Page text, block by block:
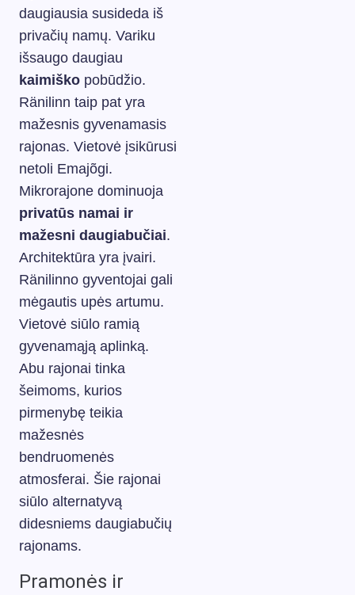
daugiausia susideda iš
privačių namų. Variku
išsaugo daugiau
kaimiško pobūdžio.
Ränilinn taip pat yra
mažesnis gyvenamasis
rajonas. Vietovė įsikūrusi
netoli Emajõgi.
Mikrorajone dominuoja
privatūs namai ir
mažesni daugiabučiai.
Architektūra yra įvairi.
Ränilinno gyventojai gali
mėgautis upės artumu.
Vietovė siūlo ramią
gyvenamąją aplinką.
Abu rajonai tinka
šeimoms, kurios
pirmenybę teikia
mažesnės
bendruomenės
atmosferai. Šie rajonai
siūlo alternatyvą
didesniems daugiabučių
rajonams.
Pramonės ir